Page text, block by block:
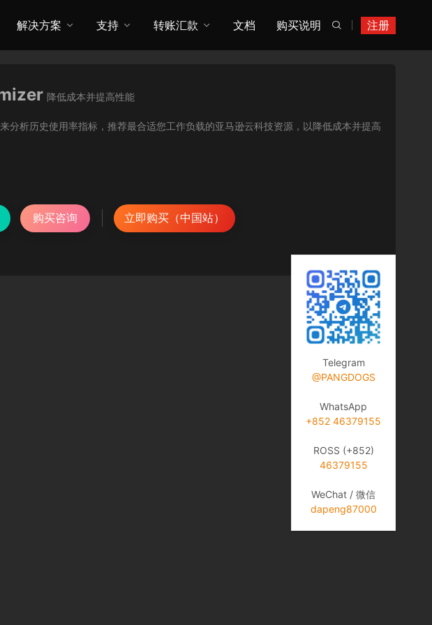
注册

解决方案 支持 转账汇款 文档 购买说明
降低成本并提高性能
析历史使用率指标，推荐最合适您工作负载的亚马逊云科技资源，以降低成本并提高
购买咨询 立即购买（中国站）
Telegram
@PANGDOGS
WhatsApp
+852 46379155
ROSS (+852)
46379155
WeChat / 微信
dapeng87000